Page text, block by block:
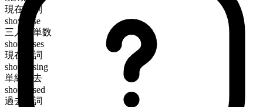
現在時制
showcase
三人称単数
showcases
現在分詞
showcasing
単純過去
showcased
過去分詞